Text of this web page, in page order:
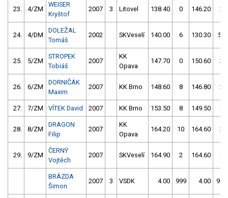
23. 4/ZM
WEISER
Kryštof
2007 3 Litovel 138.40 0 146.20 2
24. 4/DM
DOLEŽAL
Tomáš
2002 SKVeselí 140.00 6 130.30 54
25. 5/ZM
STROPEK
Tobiáš
2007
KK
Opava
147.70 0 150.60 2
26. 6/ZM
DORNIČÁK
Maxim
2007 KK Brno 148.60 8 146.80 2
27. 7/ZM VÍTEK David 2007 KK Brno 153.50 8 149.50 6
28. 8/ZM
DRAGON
Filip
2007
KK
Opava
164.20 10 164.60 2
29. 9/ZM
ČERNÝ
Vojtěch
2007 SKVeselí 164.90 2 164.60 6
BRÁZDA
Šimon
2007 3 VSDK 4.00 999 4.00 999